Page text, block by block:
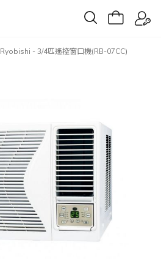
Ryobishi - 3/4匹遙控窗口機(RB-07CC)